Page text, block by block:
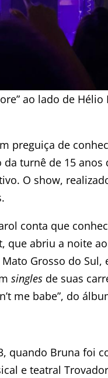
ao lado de Hélio
preguiça de
turnê de 15
O show,
conta que
que abriu a noite
Grosso do Sul,
singles de suas
me babe”, do
quando Bruna foi
e teatral